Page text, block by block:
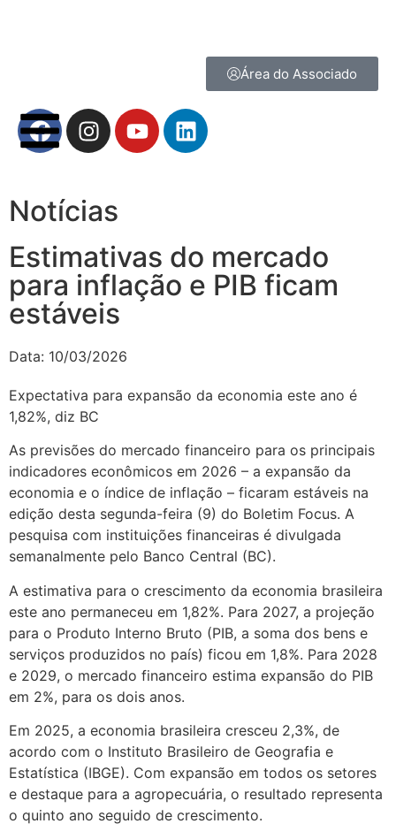
Área do Associado
Notícias
Estimativas do mercado
para inflação e PIB ficam
estáveis
Data: 10/03/2026
Expectativa para expansão da economia este ano é
1,82%, diz BC
As previsões do mercado financeiro para os principais
indicadores econômicos em 2026 – a expansão da
economia e o índice de inflação – ficaram estáveis na
edição desta segunda-feira (9) do Boletim Focus. A
pesquisa com instituições financeiras é divulgada
semanalmente pelo Banco Central (BC).
A estimativa para o crescimento da economia brasileira
este ano permaneceu em 1,82%. Para 2027, a projeção
para o Produto Interno Bruto (PIB, a soma dos bens e
serviços produzidos no país) ficou em 1,8%. Para 2028
e 2029, o mercado financeiro estima expansão do PIB
em 2%, para os dois anos.
Em 2025, a economia brasileira cresceu 2,3%, de
acordo com o Instituto Brasileiro de Geografia e
Estatística (IBGE). Com expansão em todos os setores
e destaque para a agropecuária, o resultado representa
o quinto ano seguido de crescimento.